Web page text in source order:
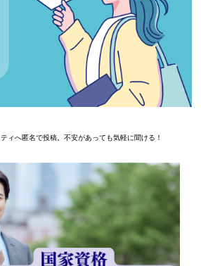
ィへ匿名で投稿。不安があっても気軽に聞ける！